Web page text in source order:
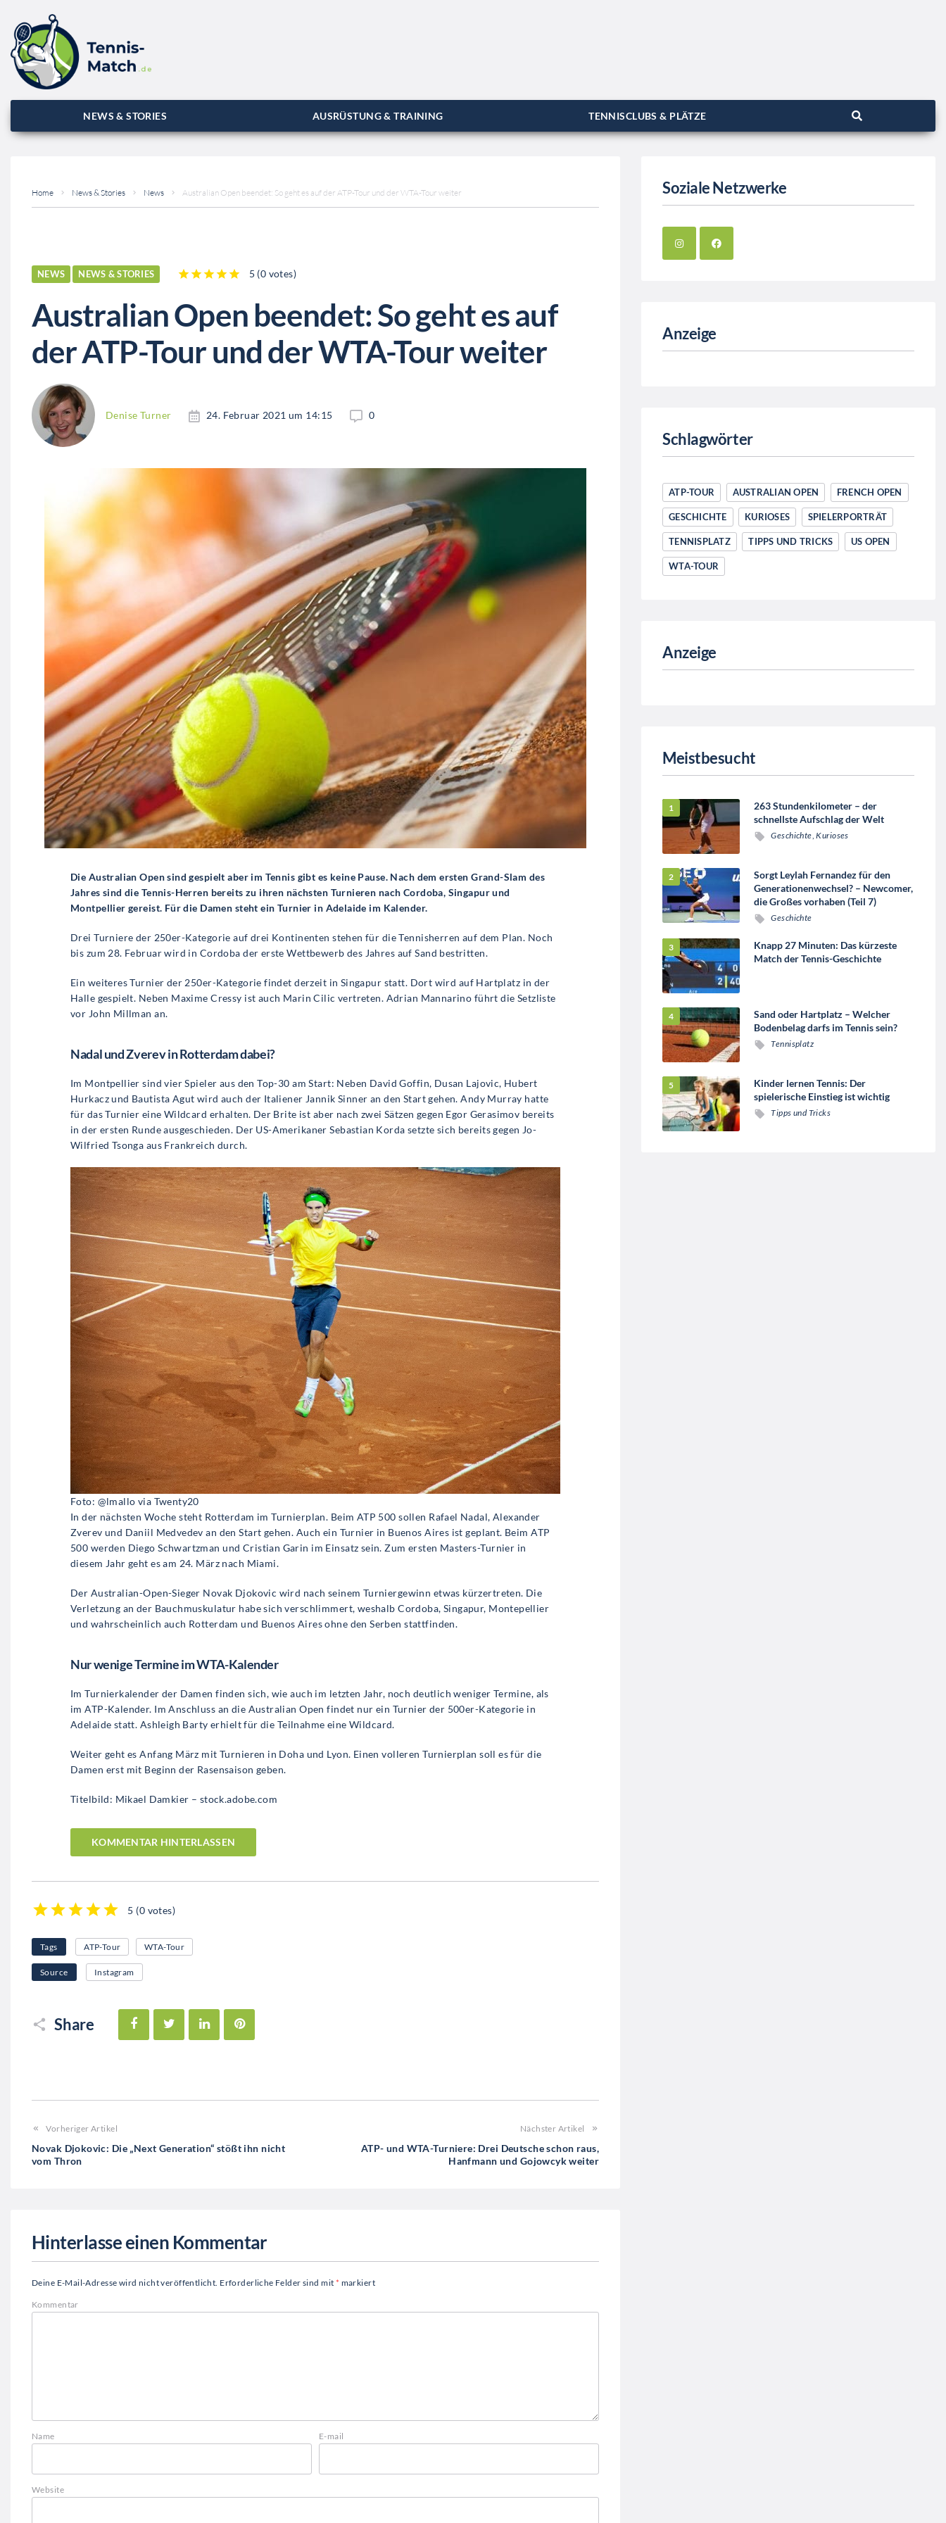
NEWS & STORIES AUSRÜSTUNG & TRAINING TENNISCLUBS & PLÄTZE
Home News & Stories News Australian Open beendet: So geht es auf der ATP-Tour und der WTA-Tour weiter
NEWS NEWS & STORIES 5 (0 votes)
Australian Open beendet: So geht es auf
der ATP-Tour und der WTA-Tour weiter
Denise Turner 24. Februar 2021 um 14:15 0
Die Australian Open sind gespielt aber im Tennis gibt es keine Pause. Nach dem ersten Grand-Slam des
Jahres sind die Tennis-Herren bereits zu ihren nächsten Turnieren nach Cordoba, Singapur und
Montpellier gereist. Für die Damen steht ein Turnier in Adelaide im Kalender.
Drei Turniere der 250er-Kategorie auf drei Kontinenten stehen für die Tennisherren auf dem Plan. Noch
bis zum 28. Februar wird in Cordoba der erste Wettbewerb des Jahres auf Sand bestritten.
Ein weiteres Turnier der 250er-Kategorie findet derzeit in Singapur statt. Dort wird auf Hartplatz in der
Halle gespielt. Neben Maxime Cressy ist auch Marin Cilic vertreten. Adrian Mannarino führt die Setzliste
vor John Millman an.
Nadal und Zverev in Rotterdam dabei?
Im Montpellier sind vier Spieler aus den Top-30 am Start: Neben David Goffin, Dusan Lajovic, Hubert
Hurkacz und Bautista Agut wird auch der Italiener Jannik Sinner an den Start gehen. Andy Murray hatte
für das Turnier eine Wildcard erhalten. Der Brite ist aber nach zwei Sätzen gegen Egor Gerasimov bereits
in der ersten Runde ausgeschieden. Der US-Amerikaner Sebastian Korda setzte sich bereits gegen Jo-
Wilfried Tsonga aus Frankreich durch.
Foto: @lmallo via Twenty20
In der nächsten Woche steht Rotterdam im Turnierplan. Beim ATP 500 sollen Rafael Nadal, Alexander
Zverev und Daniil Medvedev an den Start gehen. Auch ein Turnier in Buenos Aires ist geplant. Beim ATP
500 werden Diego Schwartzman und Cristian Garin im Einsatz sein. Zum ersten Masters-Turnier in
diesem Jahr geht es am 24. März nach Miami.
Der Australian-Open-Sieger Novak Djokovic wird nach seinem Turniergewinn etwas kürzertreten. Die
Verletzung an der Bauchmuskulatur habe sich verschlimmert, weshalb Cordoba, Singapur, Montepellier
und wahrscheinlich auch Rotterdam und Buenos Aires ohne den Serben stattfinden.
Nur wenige Termine im WTA-Kalender
Im Turnierkalender der Damen finden sich, wie auch im letzten Jahr, noch deutlich weniger Termine, als
im ATP-Kalender. Im Anschluss an die Australian Open findet nur ein Turnier der 500er-Kategorie in
Adelaide statt. Ashleigh Barty erhielt für die Teilnahme eine Wildcard.
Weiter geht es Anfang März mit Turnieren in Doha und Lyon. Einen volleren Turnierplan soll es für die
Damen erst mit Beginn der Rasensaison geben.
Titelbild: Mikael Damkier – stock.adobe.com
KOMMENTAR HINTERLASSEN
5 (0 votes)
Tags ATP-Tour WTA-Tour
Source Instagram
Share
FacebookTwitter LinkedIn
Vorheriger Artikel
Novak Djokovic: Die „Next Generation“ stößt ihn nicht
vom Thron
Nächster Artikel
ATP- und WTA-Turniere: Drei Deutsche schon raus,
Hanfmann und Gojowcyk weiter
Hinterlasse einen Kommentar
Deine E-Mail-Adresse wird nicht veröffentlicht. Erforderliche Felder sind mit * markiert
Kommentar
Name E-mail
Website
Soziale Netzwerke
Anzeige
Schlagwörter
ATP-TOUR AUSTRALIAN OPEN FRENCH OPEN
GESCHICHTE KURIOSES SPIELERPORTRÄT
TENNISPLATZ TIPPS UND TRICKS US OPEN
WTA-TOUR
Anzeige
Meistbesucht
263 Stundenkilometer – der
schnellste Aufschlag der Welt
Geschichte,Kurioses
Sorgt Leylah Fernandez für den
Generationenwechsel? – Newcomer,
die Großes vorhaben (Teil 7)
Geschichte
Knapp 27 Minuten: Das kürzeste
Match der Tennis-Geschichte
Sand oder Hartplatz – Welcher
Bodenbelag darfs im Tennis sein?
Tennisplatz
Kinder lernen Tennis: Der
spielerische Einstieg ist wichtig
Tipps und Tricks